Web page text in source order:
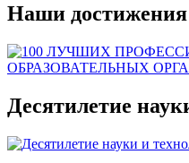
Наши достижения
Десятилетие